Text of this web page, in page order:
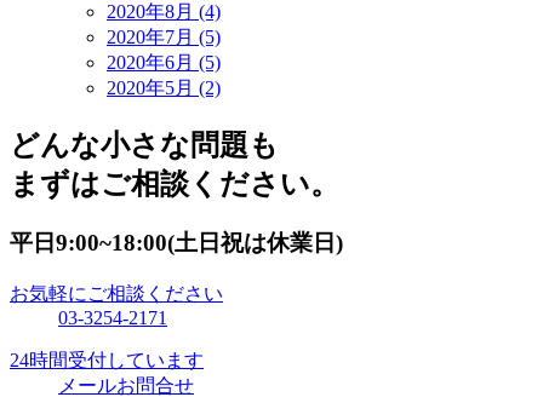
2020年8月 (4)
2020年7月 (5)
2020年6月 (5)
2020年5月 (2)
どんな小さな問題も
まずはご相談ください。
平日9:00~18:00(土日祝は休業日)
お気軽にご相談ください
03-3254-2171
24時間受付しています
メールお問合せ